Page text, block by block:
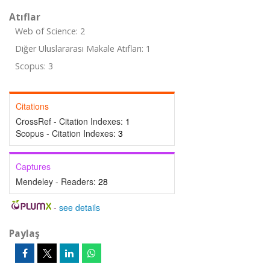
Atıflar
Web of Science: 2
Diğer Uluslararası Makale Atıfları: 1
Scopus: 3
Citations
CrossRef - Citation Indexes: 1
Scopus - Citation Indexes: 3
Captures
Mendeley - Readers: 28
- see details
Paylaş